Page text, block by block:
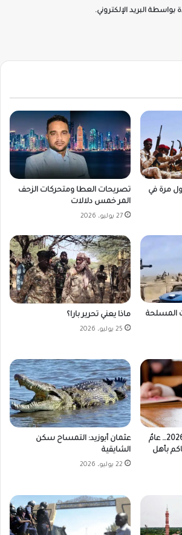
بواسطة البريد الإلكتروني.
مرة في
تصريحات العطا ومتحركات الزحف
المر خمس دلالات
27 يوليو، 2026
المسلحة
ماذا يعني تحرير بارا؟
25 يوليو، 2026
الصحافة السودانية في 2026… عامٌ
بأهل
عثمان أبوزيد: التمساح سكن
الشايقية
22 يوليو، 2026